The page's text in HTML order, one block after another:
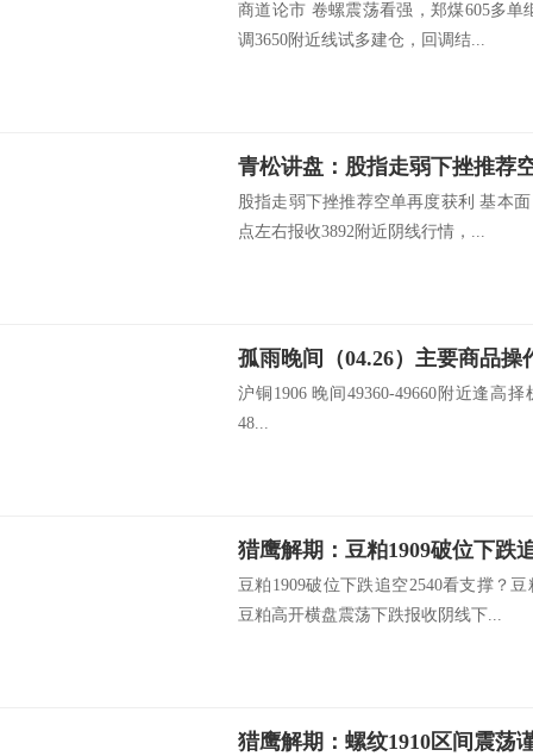
商道论市 卷螺震荡看强，郑煤605多
调3650附近线试多建仓，回调结...
青松讲盘：股指走弱下挫推荐
股指走弱下挫推荐空单再度获利 基本
点左右报收3892附近阴线行情，...
孤雨晚间（04.26）主要商品操
沪铜1906 晚间49360-49660附近逢高
48...
猎鹰解期：豆粕1909破位下跌
豆粕1909破位下跌追空2540看支撑？
豆粕高开横盘震荡下跌报收阴线下...
猎鹰解期：螺纹1910区间震荡